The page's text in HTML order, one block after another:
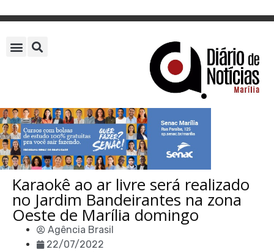
Karaokê ao ar livre será realizado
no Jardim Bandeirantes na zona
Oeste de Marília domingo
Agência Brasil
22/07/2022